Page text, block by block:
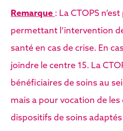
Remarque : La CTOPS
permettant l’intervention
santé en cas de crise. En
joindre le centre 15. La
bénéficiaires de soins au
mais a pour vocation de
dispositifs de soins